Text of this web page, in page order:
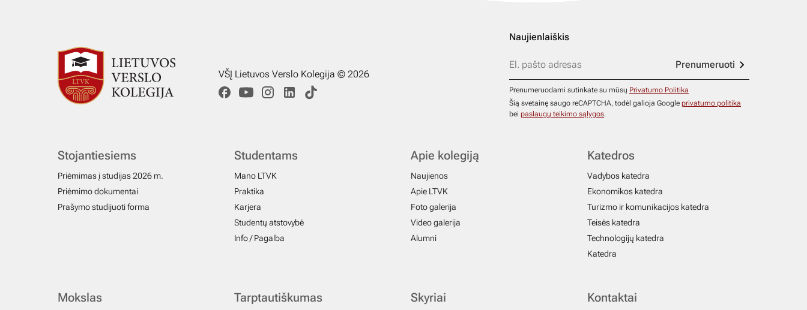
VŠĮ Lietuvos Verslo Kolegija © 2026
Naujienlaiškis
Prenumeruoti
Prenumeruodami sutinkate su mūsų Privatumo Politika
Šią svetainę saugo reCAPTCHA, todėl galioja Google privatumo politika
bei paslaugų teikimo sąlygos.
Stojantiesiems
Priėmimas į studijas 2026 m.
Priėmimo dokumentai
Prašymo studijuoti forma
Studentams
Mano LTVK
Praktika
Karjera
Studentų atstovybė
Info / Pagalba
Apie kolegiją
Naujienos
Apie LTVK
Foto galerija
Video galerija
Alumni
Katedros
Vadybos katedra
Ekonomikos katedra
Turizmo ir komunikacijos katedra
Teisės katedra
Technologijų katedra
Katedra
Mokslas Tarptautiškumas Skyriai Kontaktai